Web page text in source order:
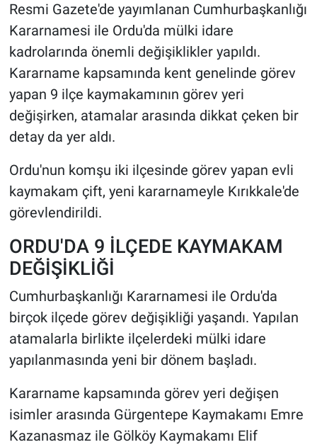
Resmi Gazete'de yayımlanan Cumhurbaşkanlığı
Kararnamesi ile Ordu'da mülki idare
kadrolarında önemli değişiklikler yapıldı.
Kararname kapsamında kent genelinde görev
yapan 9 ilçe kaymakamının görev yeri
değişirken, atamalar arasında dikkat çeken bir
detay da yer aldı.
Ordu'nun komşu iki ilçesinde görev yapan evli
kaymakam çift, yeni kararnameyle Kırıkkale'de
görevlendirildi.
ORDU'DA 9 İLÇEDE KAYMAKAM
DEĞİŞİKLİĞİ
Cumhurbaşkanlığı Kararnamesi ile Ordu'da
birçok ilçede görev değişikliği yaşandı. Yapılan
atamalarla birlikte ilçelerdeki mülki idare
yapılanmasında yeni bir dönem başladı.
Kararname kapsamında görev yeri değişen
isimler arasında Gürgentepe Kaymakamı Emre
Kazanasmaz ile Gölköy Kaymakamı Elif
ÇEVRE
HABERDE İNSAN
SPOR
Bilim, Teknoloji